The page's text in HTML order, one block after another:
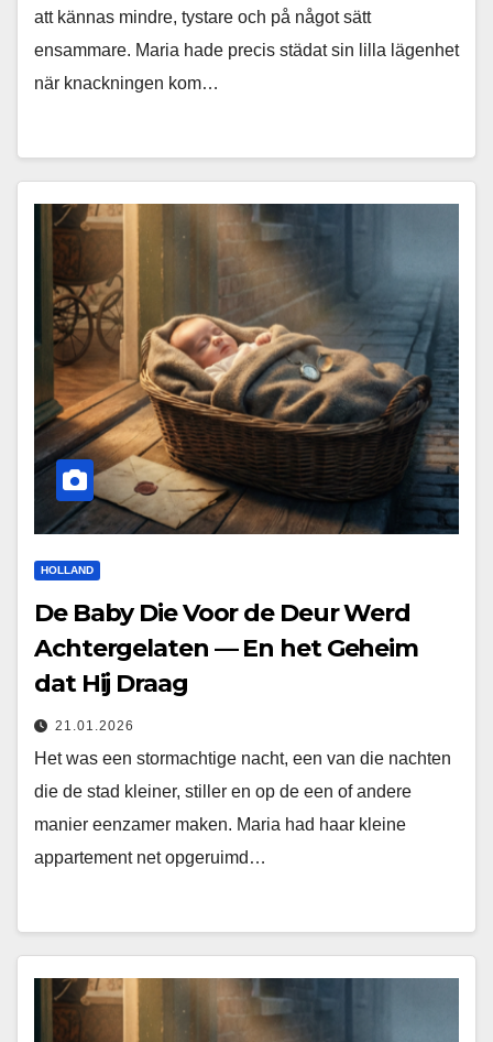
att kännas mindre, tystare och på något sätt
ensammare. Maria hade precis städat sin lilla lägenhet
när knackningen kom…
HOLLAND
De Baby Die Voor de Deur Werd
Achtergelaten — En het Geheim
dat Hij Draag
21.01.2026
Het was een stormachtige nacht, een van die nachten
die de stad kleiner, stiller en op de een of andere
manier eenzamer maken. Maria had haar kleine
appartement net opgeruimd…